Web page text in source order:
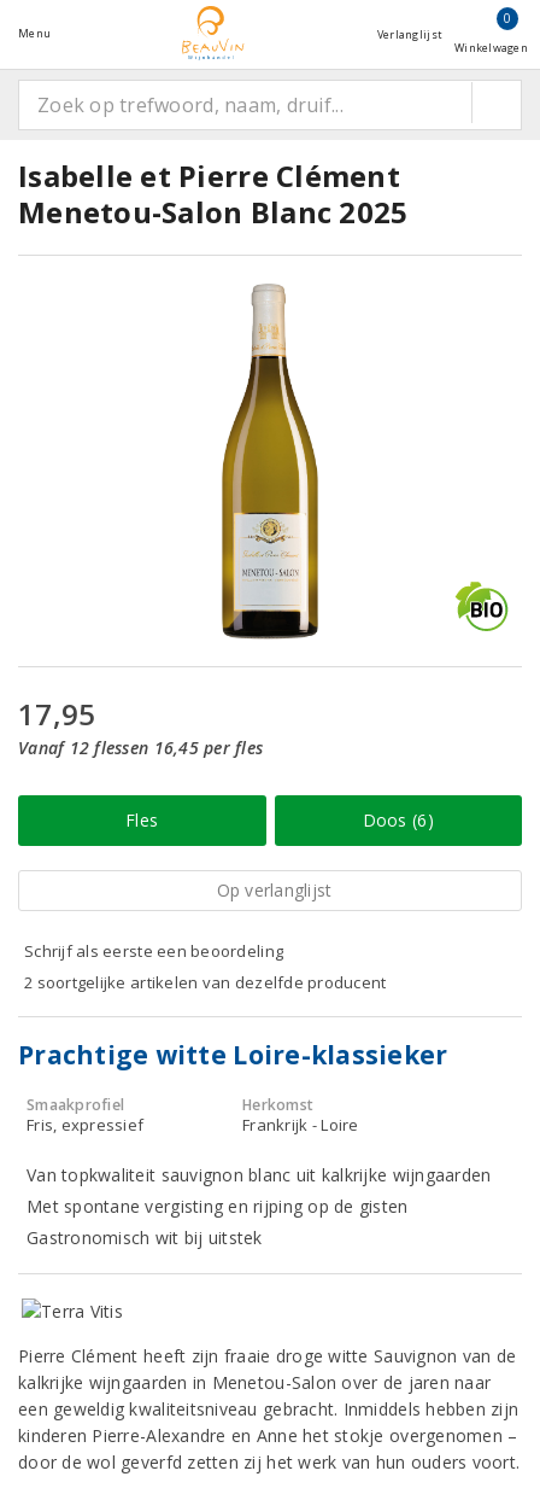
Menu Verlanglijst
0
Winkelwagen
Isabelle et Pierre Clément
Menetou-Salon Blanc 2025
17,95
Vanaf 12 flessen 16,45 per fles
Fles Doos (6)
Op verlanglijst
Schrijf als eerste een beoordeling
2 soortgelijke artikelen van dezelfde producent
Prachtige witte Loire-klassieker
Smaakprofiel
Fris, expressief
Herkomst
Frankrijk - Loire
Van topkwaliteit sauvignon blanc uit kalkrijke wijngaarden
Met spontane vergisting en rijping op de gisten
Gastronomisch wit bij uitstek
Pierre Clément heeft zijn fraaie droge witte Sauvignon van de
kalkrijke wijngaarden in Menetou-Salon over de jaren naar
een geweldig kwaliteitsniveau gebracht. Inmiddels hebben zijn
kinderen Pierre-Alexandre en Anne het stokje overgenomen –
door de wol geverfd zetten zij het werk van hun ouders voort.